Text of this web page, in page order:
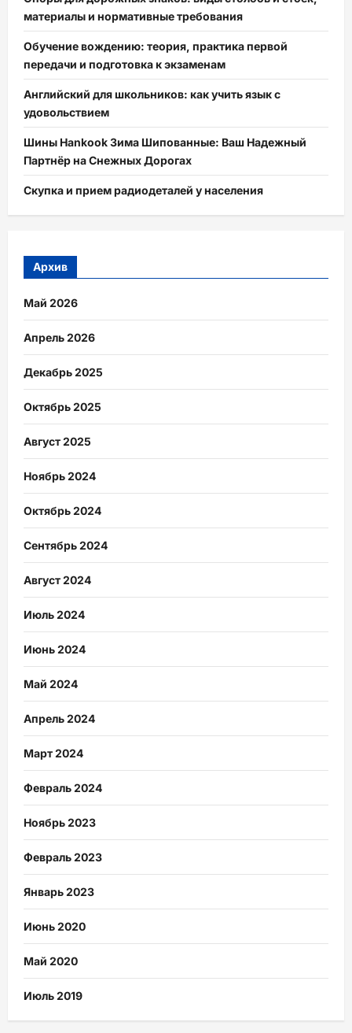
материалы и нормативные требования
Обучение вождению: теория, практика первой
передачи и подготовка к экзаменам
Английский для школьников: как учить язык с
удовольствием
Шины Hankook Зима Шипованные: Ваш Надежный
Партнёр на Снежных Дорогах
Скупка и прием радиодеталей у населения
Архив
Май 2026
Апрель 2026
Декабрь 2025
Октябрь 2025
Август 2025
Ноябрь 2024
Октябрь 2024
Сентябрь 2024
Август 2024
Июль 2024
Июнь 2024
Май 2024
Апрель 2024
Март 2024
Февраль 2024
Ноябрь 2023
Февраль 2023
Январь 2023
Июнь 2020
Май 2020
Июль 2019